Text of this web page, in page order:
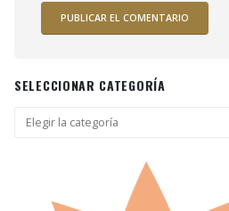
SELECCIONAR CATEGORÍA
Seleccionar
categoría